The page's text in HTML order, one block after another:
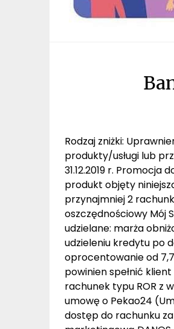
Rodzaj zniżki:
produkty/usługi lub
31.12.2019 r.
produkt objęty
przynajmniej 2
oszczędnościowy Mój
udzielane: marża
udzieleniu kredytu po
oprocentowanie od
powinien spełnić
rachunek typu ROR z
umowę o Pekao24
dostęp do rachunku